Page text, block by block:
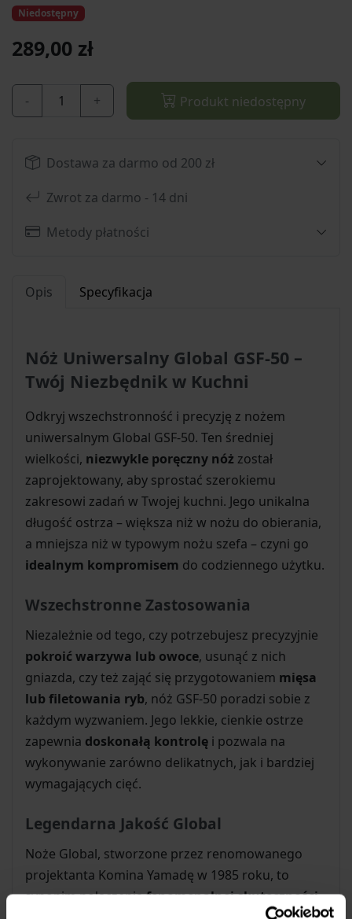
Niedostępny
289,00 zł
- + Produkt niedostępny
Dostawa za darmo od 200 zł
Zwrot za darmo - 14 dni
Metody płatności
Opis Specyfikacja
Nóż Uniwersalny Global GSF-50 –
Twój Niezbędnik w Kuchni
Odkryj wszechstronność i precyzję z nożem
uniwersalnym Global GSF-50. Ten średniej
wielkości, niezwykle poręczny nóż został
zaprojektowany, aby sprostać szerokiemu
zakresowi zadań w Twojej kuchni. Jego unikalna
długość ostrza – większa niż w nożu do obierania,
a mniejsza niż w typowym nożu szefa – czyni go
idealnym kompromisem do codziennego użytku.
Wszechstronne Zastosowania
Niezależnie od tego, czy potrzebujesz precyzyjnie
pokroić warzywa lub owoce, usunąć z nich
gniazda, czy też zająć się przygotowaniem mięsa
lub filetowania ryb, nóż GSF-50 poradzi sobie z
każdym wyzwaniem. Jego lekkie, cienkie ostrze
zapewnia doskonałą kontrolę i pozwala na
wykonywanie zarówno delikatnych, jak i bardziej
wymagających cięć.
Legendarna Jakość Global
Noże Global, stworzone przez renomowanego
projektanta Komina Yamadę w 1985 roku, to
synonim połączeniafenomenalnej skuteczności